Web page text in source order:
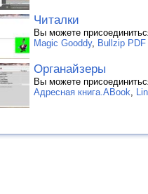
Читалки
Вы можете
Magic Gooddy, Bullzip PDF
Органайзеры
Вы можете
Адресная книга.ABook